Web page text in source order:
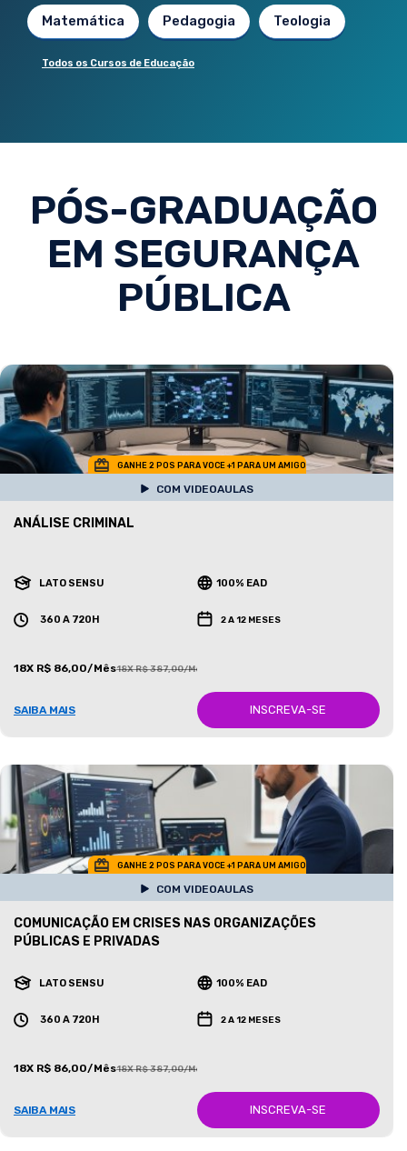
Matemática Pedagogia Teologia
Todos os Cursos de Educação
PÓS-GRADUAÇÃO
EM SEGURANÇA
PÚBLICA
GANHE 2 POS PARA VOCE +1 PARA UM AMIGO
COM VIDEOAULAS
ANÁLISE CRIMINAL
LATO SENSU 100% EAD
360 A 720H 2 A 12 MESES
18X R$ 86,00/Mês18X R$ 387,00/Mês
SAIBA MAIS INSCREVA-SE
GANHE 2 POS PARA VOCE +1 PARA UM AMIGO
COM VIDEOAULAS
COMUNICAÇÃO EM CRISES NAS ORGANIZAÇÕES
PÚBLICAS E PRIVADAS
LATO SENSU 100% EAD
360 A 720H 2 A 12 MESES
18X R$ 86,00/Mês18X R$ 387,00/Mês
SAIBA MAIS INSCREVA-SE